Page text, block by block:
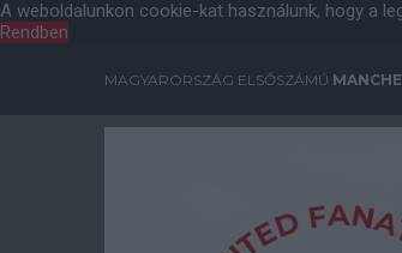
A weboldalunkon cookie-kat használunk, hogy a
Rendben
MAGYARORSZÁG ELSŐSZÁMÚ